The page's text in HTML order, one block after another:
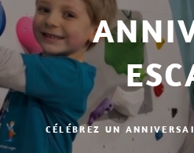
CÉLÉBREZ UN